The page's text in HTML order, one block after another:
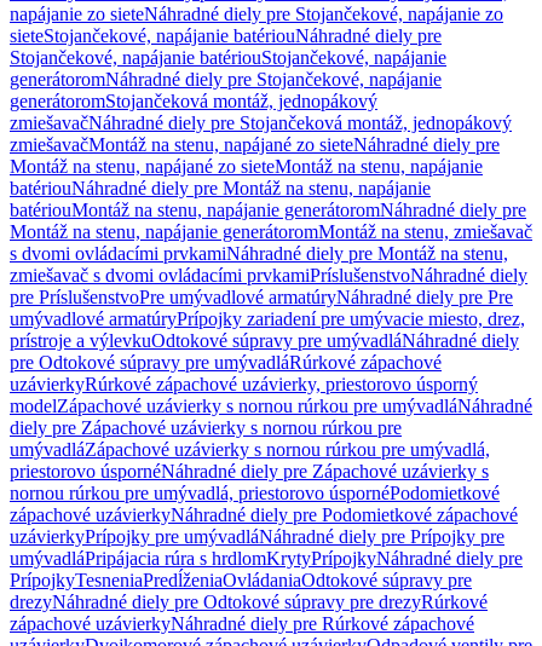
napájanie zo sieteNáhradné diely pre Stojančekové, napájanie zo
sieteStojančekové, napájanie batériouNáhradné diely pre
Stojančekové, napájanie batériouStojančekové, napájanie
generátoromNáhradné diely pre Stojančekové, napájanie
generátoromStojančeková montáž, jednopákový
zmiešavačNáhradné diely pre Stojančeková montáž, jednopákový
zmiešavačMontáž na stenu, napájané zo sieteNáhradné diely pre
Montáž na stenu, napájané zo sieteMontáž na stenu, napájanie
batériouNáhradné diely pre Montáž na stenu, napájanie
batériouMontáž na stenu, napájanie generátoromNáhradné diely pre
Montáž na stenu, napájanie generátoromMontáž na stenu, zmiešavač
s dvomi ovládacími prvkamiNáhradné diely pre Montáž na stenu,
zmiešavač s dvomi ovládacími prvkamiPríslušenstvoNáhradné diely
pre PríslušenstvoPre umývadlové armatúryNáhradné diely pre Pre
umývadlové armatúryPrípojky zariadení pre umývacie miesto, drez,
prístroje a výlevkuOdtokové súpravy pre umývadláNáhradné diely
pre Odtokové súpravy pre umývadláRúrkové zápachové
uzávierkyRúrkové zápachové uzávierky, priestorovo úsporný
modelZápachové uzávierky s nornou rúrkou pre umývadláNáhradné
diely pre Zápachové uzávierky s nornou rúrkou pre
umývadláZápachové uzávierky s nornou rúrkou pre umývadlá,
priestorovo úspornéNáhradné diely pre Zápachové uzávierky s
nornou rúrkou pre umývadlá, priestorovo úspornéPodomietkové
zápachové uzávierkyNáhradné diely pre Podomietkové zápachové
uzávierkyPrípojky pre umývadláNáhradné diely pre Prípojky pre
umývadláPripájacia rúra s hrdlomKrytyPrípojkyNáhradné diely pre
PrípojkyTesneniaPredĺženiaOvládaniaOdtokové súpravy pre
drezyNáhradné diely pre Odtokové súpravy pre drezyRúrkové
zápachové uzávierkyNáhradné diely pre Rúrkové zápachové